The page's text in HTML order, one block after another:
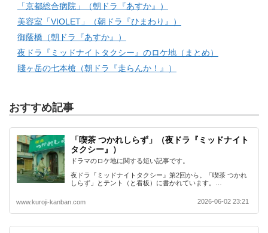
「京都総合病院」（朝ドラ『あすか』）
美容室「VIOLET」（朝ドラ『ひまわり』）
御蔭橋（朝ドラ『あすか』）
夜ドラ『ミッドナイトタクシー』のロケ地（まとめ）
賤ヶ岳の七本槍（朝ドラ『走らんか！』）
おすすめ記事
「喫茶 つかれしらず」（夜ドラ『ミッドナイト
タクシー』）
ドラマのロケ地に関する短い記事です。
夜ドラ『ミッドナイトタクシー』第2回から。「喫茶 つかれ
しらず」とテント（と看板）に書かれています。…
www.kuroji-kanban.com 2026-06-02 23:21